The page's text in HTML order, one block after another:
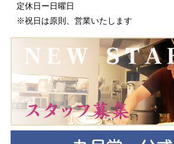
定休日ー日曜日
※祝日は原則、営業いたします